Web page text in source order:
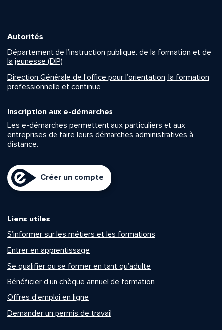
Autorités
Département de l’instruction publique, de la formation et de
la jeunesse (DIP)
Direction Générale de l’office pour l’orientation, la formation
professionnelle et continue
Inscription aux e-démarches
Les e-démarches permettent aux particuliers et aux
entreprises de faire leurs démarches administratives à
distance.
Créer un compte
Liens utiles
S’informer sur les métiers et les formations
Entrer en apprentissage
Se qualifier ou se former en tant qu’adulte
Bénéficier d’un chèque annuel de formation
Offres d’emploi en ligne
Demander un permis de travail